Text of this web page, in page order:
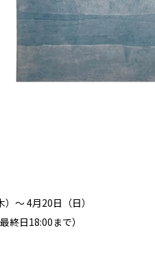
～ 4月20日（日）
終日18:00まで）